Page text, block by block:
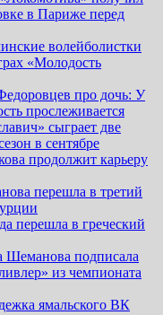
в Париже перед
волейболистки
«Молодость
про дочь: У
прослеживается
сыграет две
в сентябре
продолжит карьеру
перешла в третий
перешла в греческий
Шеманова подписала
из чемпионата
ямальского ВК